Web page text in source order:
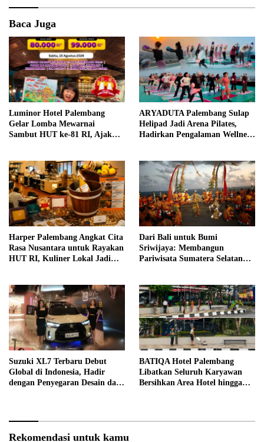
Baca Juga
Luminor Hotel Palembang
Gelar Lomba Mewarnai
Sambut HUT ke-81 RI, Ajak
ARYADUTA Palembang Sulap
Helipad Jadi Arena Pilates,
Hadirkan Pengalaman Wellness
Harper Palembang Angkat Cita
Rasa Nusantara untuk Rayakan
HUT RI, Kuliner Lokal Jadi
Dari Bali untuk Bumi
Sriwijaya: Membangun
Pariwisata Sumatera Selatan
Suzuki XL7 Terbaru Debut
Global di Indonesia, Hadir
dengan Penyegaran Desain dan
BATIQA Hotel Palembang
Libatkan Seluruh Karyawan
Bersihkan Area Hotel hingga
Rekomendasi untuk kamu